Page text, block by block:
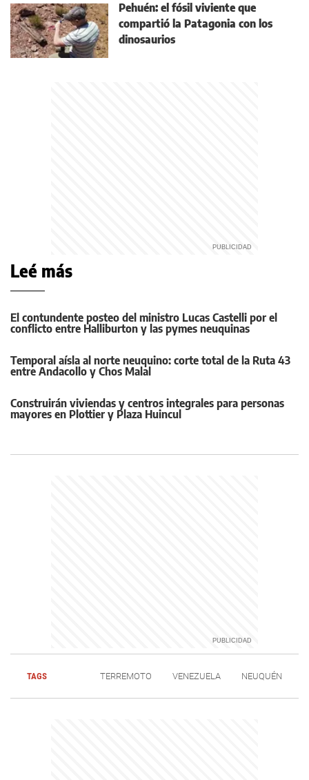
Pehuén: el fósil viviente que
compartió la Patagonia con los
dinosaurios
Leé más
El contundente posteo del ministro Lucas Castelli por el
conflicto entre Halliburton y las pymes neuquinas
Temporal aísla al norte neuquino: corte total de la Ruta 43
entre Andacollo y Chos Malal
Construirán viviendas y centros integrales para personas
mayores en Plottier y Plaza Huincul
TAGS TERREMOTO VENEZUELA NEUQUÉN